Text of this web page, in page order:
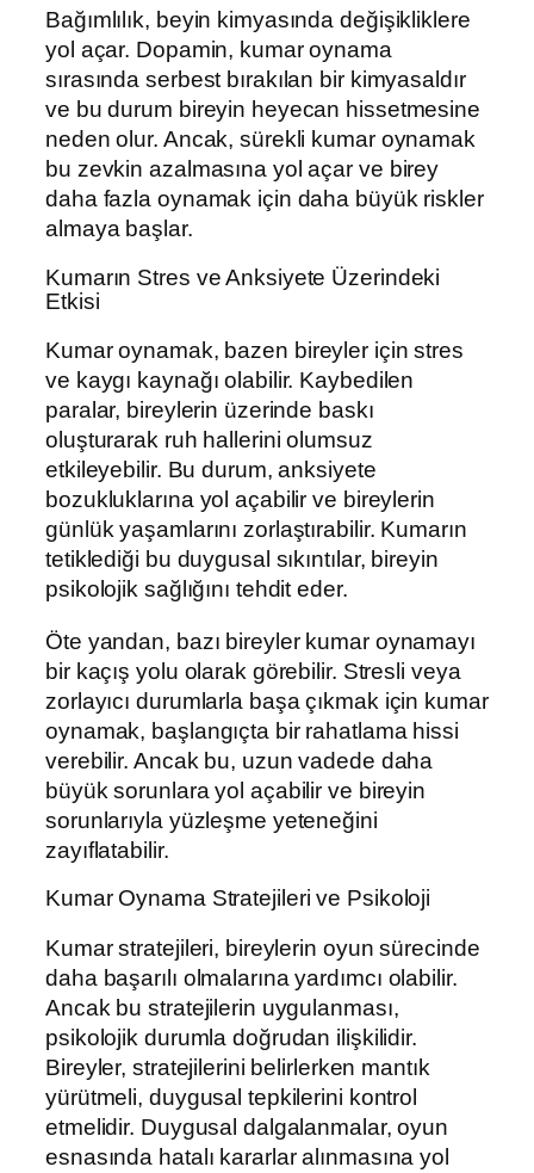
Bağımlılık, beyin kimyasında değişikliklere
yol açar. Dopamin, kumar oynama
sırasında serbest bırakılan bir kimyasaldır
ve bu durum bireyin heyecan hissetmesine
neden olur. Ancak, sürekli kumar oynamak
bu zevkin azalmasına yol açar ve birey
daha fazla oynamak için daha büyük riskler
almaya başlar.
Kumarın Stres ve Anksiyete Üzerindeki
Etkisi
Kumar oynamak, bazen bireyler için stres
ve kaygı kaynağı olabilir. Kaybedilen
paralar, bireylerin üzerinde baskı
oluşturarak ruh hallerini olumsuz
etkileyebilir. Bu durum, anksiyete
bozukluklarına yol açabilir ve bireylerin
günlük yaşamlarını zorlaştırabilir. Kumarın
tetiklediği bu duygusal sıkıntılar, bireyin
psikolojik sağlığını tehdit eder.
Öte yandan, bazı bireyler kumar oynamayı
bir kaçış yolu olarak görebilir. Stresli veya
zorlayıcı durumlarla başa çıkmak için kumar
oynamak, başlangıçta bir rahatlama hissi
verebilir. Ancak bu, uzun vadede daha
büyük sorunlara yol açabilir ve bireyin
sorunlarıyla yüzleşme yeteneğini
zayıflatabilir.
Kumar Oynama Stratejileri ve Psikoloji
Kumar stratejileri, bireylerin oyun sürecinde
daha başarılı olmalarına yardımcı olabilir.
Ancak bu stratejilerin uygulanması,
psikolojik durumla doğrudan ilişkilidir.
Bireyler, stratejilerini belirlerken mantık
yürütmeli, duygusal tepkilerini kontrol
etmelidir. Duygusal dalgalanmalar, oyun
esnasında hatalı kararlar alınmasına yol